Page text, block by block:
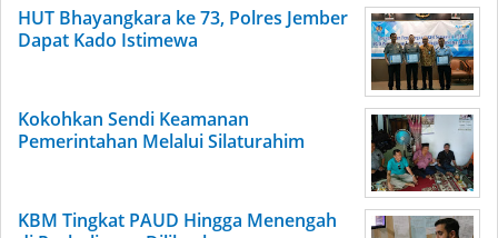
HUT Bhayangkara ke 73, Polres Jember
Dapat Kado Istimewa
Kokohkan Sendi Keamanan
Pemerintahan Melalui Silaturahim
KBM Tingkat PAUD Hingga Menengah